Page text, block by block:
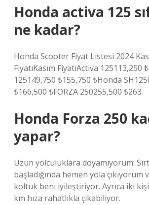
Honda activa 125
ne kadar?
Honda Scooter Fiyat Listesi 2024
FiyatıKasım FiyatıActiva 125113,250
125149,750 ₺155,750 ₺Honda
₺166,500 ₺FORZA 250255,500 ₺263.
Honda Forza 250
yapar?
Uzun yolculuklara doyamıyorum:
başladığında hemen yola
koltuk beni iyileştiriyor. Ayrıca iki
km hıza rahatlıkla çıkabiliyor.